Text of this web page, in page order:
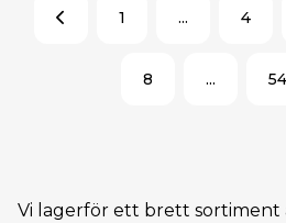
1 ... 4
8 ... 54
Vi lagerför ett brett sortiment